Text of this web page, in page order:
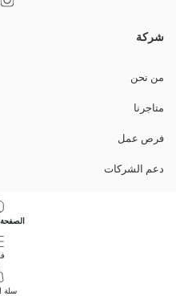
سلة
شركة
من نحن
متاجرنا
فرص عمل
دعم الشركات